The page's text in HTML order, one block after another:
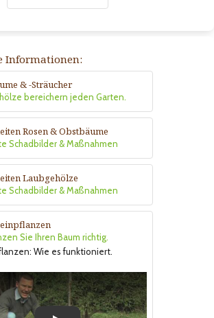
Informationen:
& -Sträucher
bereichern jeden Garten.
Rosen & Obstbäume
Schadbilder & Maßnahmen
Laubgehölze
Schadbilder & Maßnahmen
Sie Ihren Baum richtig.
Wie es funktioniert.